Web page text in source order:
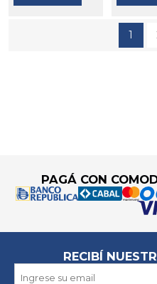
1
PAGÁ CON
RECIBÍ